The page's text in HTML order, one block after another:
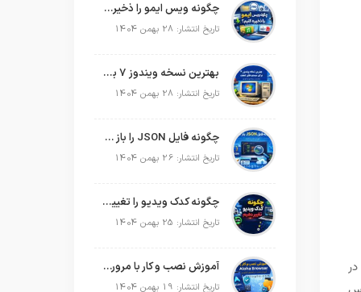
چگونه ویس ایمو را ذخیره کنیم؟
تاریخ انتشار: 28 بهمن 1404
بهترین نسخه ویندوز 7 برای سیستم های ضعیف
تاریخ انتشار: 28 بهمن 1404
چگونه فایل JSON را باز کنیم؟
تاریخ انتشار: 26 بهمن 1404
چگونه کدک ویدیو را تغییر دهیم؟
تاریخ انتشار: 25 بهمن 1404
آموزش نصب و کار با مرورگر Aloha Browser
تاریخ انتشار: 19 بهمن 1404